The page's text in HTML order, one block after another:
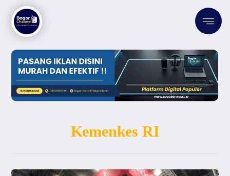
Kemenkes RI